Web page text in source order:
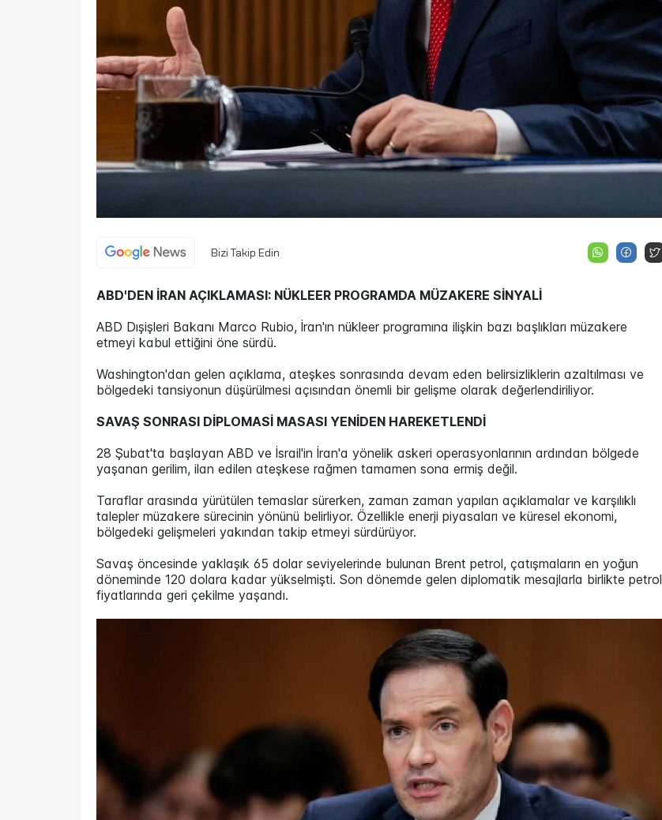
Bizi Takip Edin
ABD'DEN İRAN AÇIKLAMASI: NÜKLEER PROGRAMDA MÜZAKERE SİNYALİ
ABD Dışişleri Bakanı Marco Rubio, İran'ın nükleer programına ilişkin bazı başlıkları müzakere
etmeyi kabul ettiğini öne sürdü.
Washington'dan gelen açıklama, ateşkes sonrasında devam eden belirsizliklerin azaltılması ve
bölgedeki tansiyonun düşürülmesi açısından önemli bir gelişme olarak değerlendiriliyor.
SAVAŞ SONRASI DİPLOMASİ MASASI YENİDEN HAREKETLENDİ
28 Şubat'ta başlayan ABD ve İsrail'in İran'a yönelik askeri operasyonlarının ardından bölgede
yaşanan gerilim, ilan edilen ateşkese rağmen tamamen sona ermiş değil.
Taraflar arasında yürütülen temaslar sürerken, zaman zaman yapılan açıklamalar ve karşılıklı
talepler müzakere sürecinin yönünü belirliyor. Özellikle enerji piyasaları ve küresel ekonomi,
bölgedeki gelişmeleri yakından takip etmeyi sürdürüyor.
Savaş öncesinde yaklaşık 65 dolar seviyelerinde bulunan Brent petrol, çatışmaların en yoğun
döneminde 120 dolara kadar yükselmişti. Son dönemde gelen diplomatik mesajlarla birlikte petrol
fiyatlarında geri çekilme yaşandı.